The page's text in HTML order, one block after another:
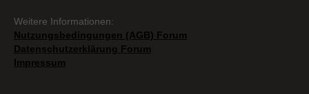
Weitere Informationen:
Nutzungsbedingungen (AGB) Forum
Datenschutzerklärung Forum
Impressum